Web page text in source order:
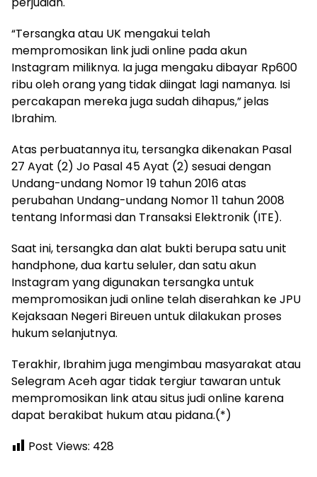
“Tersangka atau UK mengakui telah
mempromosikan link judi online pada akun
Instagram miliknya. Ia juga mengaku dibayar Rp600
ribu oleh orang yang tidak diingat lagi namanya. Isi
percakapan mereka juga sudah dihapus,” jelas
Ibrahim.
Atas perbuatannya itu, tersangka dikenakan Pasal
27 Ayat (2) Jo Pasal 45 Ayat (2) sesuai dengan
Undang-undang Nomor 19 tahun 2016 atas
perubahan Undang-undang Nomor 11 tahun 2008
tentang Informasi dan Transaksi Elektronik (ITE).
Saat ini, tersangka dan alat bukti berupa satu unit
handphone, dua kartu seluler, dan satu akun
Instagram yang digunakan tersangka untuk
mempromosikan judi online telah diserahkan ke JPU
Kejaksaan Negeri Bireuen untuk dilakukan proses
hukum selanjutnya.
Terakhir, Ibrahim juga mengimbau masyarakat atau
Selegram Aceh agar tidak tergiur tawaran untuk
mempromosikan link atau situs judi online karena
dapat berakibat hukum atau pidana.(*)
Post Views: 428